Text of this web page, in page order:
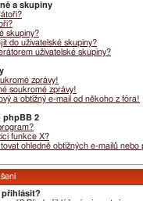
a skupiny
skupiny?
do uživatelské skupiny?
uživatelské skupiny?
zprávy!
soukromé zprávy!
a obtížný e-mail od někoho z fóra!
phpBB 2
funkce X?
ohledně obtížných e-mailů nebo
přihlásit?